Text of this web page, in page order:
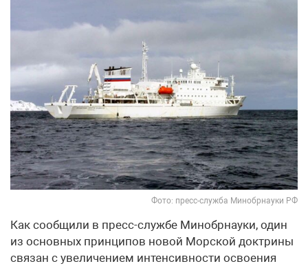
Фото: пресс-служба Минобрнауки РФ
Как сообщили в пресс-службе Минобрнауки, один
из основных принципов новой Морской доктрины
связан с увеличением интенсивности освоения